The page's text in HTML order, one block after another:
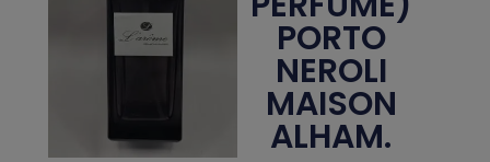
PORTO
NEROLI
MAISON
ALHAM.